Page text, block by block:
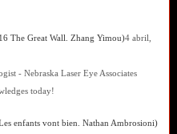
The Great Wall. Zhang Yimou)4 abril,
- Nebraska Laser Eye Associates
today!
enfants vont bien. Nathan Ambrosioni)